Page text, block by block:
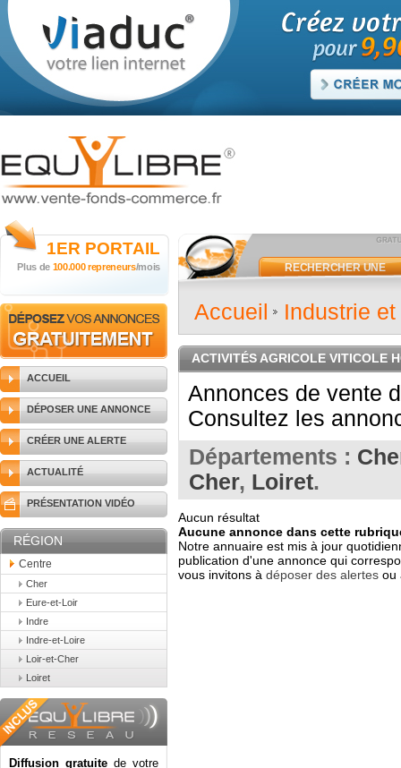
1ER PORTAIL
Plus de 100.000 repreneurs/mois
ACCUEIL
DÉPOSER UNE ANNONCE
CRÉER UNE ALERTE
ACTUALITÉ
PRÉSENTATION VIDÉO
RÉGION
Centre
Cher
Eure-et-Loir
Indre
Indre-et-Loire
Loir-et-Cher
Loiret
Diffusion gratuite de votre
RECHERCHER UNE
Accueil Industrie
ACTIVITÉS AGRICOLE VITICOLE
Annonces de vente
Consultez les
Départements :
Cher, Loiret.
Aucun résultat
Aucune annonce dans cette
Notre annuaire est mis à jour
publication d'une annonce qui
vous invitons à déposer des alertes ou